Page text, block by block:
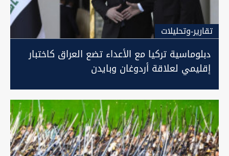
تقارير-وتحليلات
دبلوماسية تركيا مع الأعداء تضع العراق كاختبار
إقليمي لعلاقة أردوغان وبايدن